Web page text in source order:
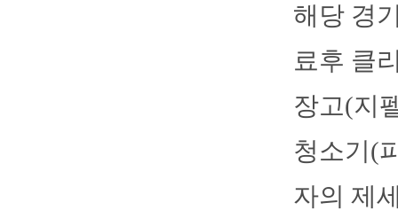
해당 경
료후 클
장고(지
청소기(
자의 제